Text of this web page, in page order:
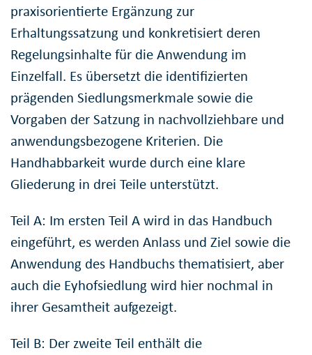
praxisorientierte Ergänzung zur
Erhaltungssatzung und konkretisiert deren
Regelungsinhalte für die Anwendung im
Einzelfall. Es übersetzt die identifizierten
prägenden Siedlungsmerkmale sowie die
Vorgaben der Satzung in nachvollziehbare und
anwendungsbezogene Kriterien. Die
Handhabbarkeit wurde durch eine klare
Gliederung in drei Teile unterstützt.
Teil A: Im ersten Teil A wird in das Handbuch
eingeführt, es werden Anlass und Ziel sowie die
Anwendung des Handbuchs thematisiert, aber
auch die Eyhofsiedlung wird hier nochmal in
ihrer Gesamtheit aufgezeigt.
Teil B: Der zweite Teil enthält die